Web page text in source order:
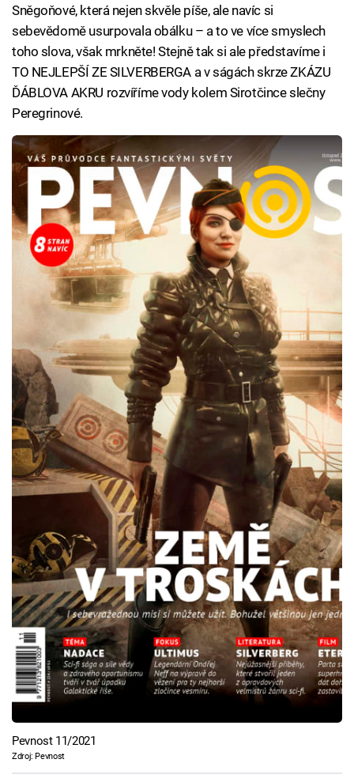
Sněgoňové, která nejen skvěle píše, ale navíc si
sebevědomě usurpovala obálku – a to ve více smyslech
toho slova, však mrkněte! Stejně tak si ale představíme i
TO NEJLEPŠÍ ZE SILVERBERGA a v ságách skrze ZKÁZU
ĎÁBLOVA AKRU rozvíříme vody kolem Sirotčince slečny
Peregrinové.
Pevnost 11/2021
Zdroj: Pevnost